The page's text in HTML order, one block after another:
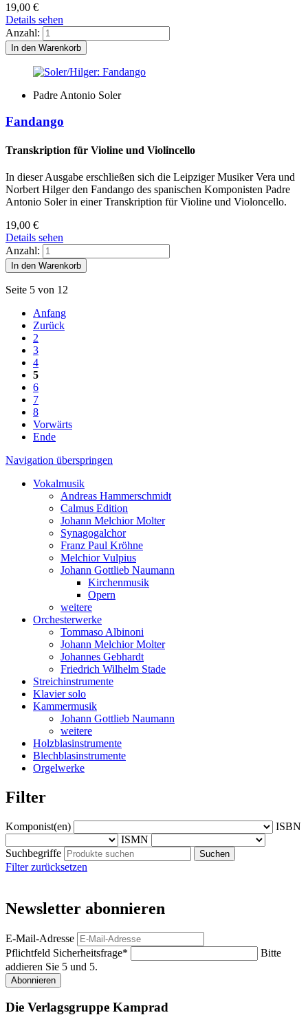
19,00 €
Details sehen
Anzahl:
Padre Antonio Soler
Fandango
Transkription für Violine und Violincello
In dieser Ausgabe erschließen sich die Leipziger Musiker Vera und
Norbert Hilger den Fandango des spanischen Komponisten Padre
Antonio Soler in einer Transkription für Violine und Violoncello.
19,00 €
Details sehen
Anzahl:
Seite 5 von 12
Anfang
Zurück
2
3
4
5
6
7
8
Vorwärts
Ende
Navigation überspringen
Vokalmusik
Andreas Hammerschmidt
Calmus Edition
Johann Melchior Molter
Synagogalchor
Franz Paul Kröhne
Melchior Vulpius
Johann Gottlieb Naumann
Kirchenmusik
Opern
weitere
Orchesterwerke
Tommaso Albinoni
Johann Melchior Molter
Johannes Gebhardt
Friedrich Wilhelm Stade
Streichinstrumente
Klavier solo
Kammermusik
Johann Gottlieb Naumann
weitere
Holzblasinstrumente
Blechblasinstrumente
Orgelwerke
Filter
Komponist(en)
ISBN
ISMN
Suchbegriffe
Filter zurücksetzen
Newsletter abonnieren
E-Mail-Adresse
Pflichtfeld Sicherheitsfrage*
Bitte
addieren Sie 5 und 5.
Abonnieren
Die Verlagsgruppe Kamprad